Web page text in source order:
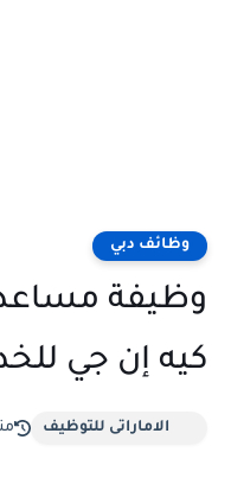
وظائف دبي
وظيفة
كيه إن جي
الاماراتى للتوظيف